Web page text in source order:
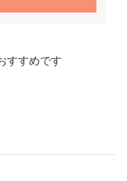
すすめです